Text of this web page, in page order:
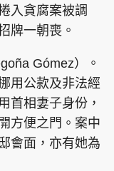
入貪腐案被調
牌一朝喪。
Gómez）。
用公款及非法經
首相妻子身份，
方便之門。案中
會面，亦有她為